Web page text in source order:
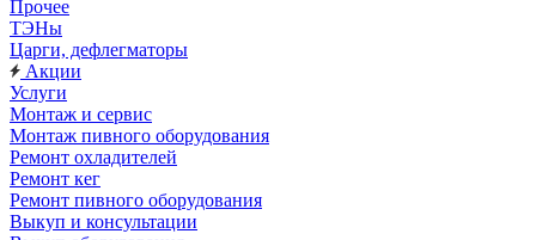
Прочее
ТЭНы
Царги, дефлегматоры
Акции
Услуги
Монтаж и сервис
Монтаж пивного оборудования
Ремонт охладителей
Ремонт кег
Ремонт пивного оборудования
Выкуп и консультации